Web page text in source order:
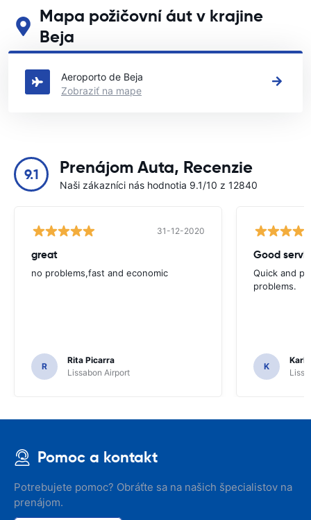
Mapa požičovní áut v krajine
Beja
Pozrite si naše hlavné požičovne áut v krajine Beja
Aeroporto de Beja
Zobraziť na mape
9.1 Prenájom Auta, Recenzie
Naši zákazníci nás hodnotia 9.1/10 z 12840
31-12-2020
great
no problems,fast and economic
R
Rita Picarra
Lissabon Airport
Good
Quick and
problems.
K
Karl
Pomoc a kontakt
Potrebujete pomoc? Obráťte sa na našich špecialistov na
prenájom.